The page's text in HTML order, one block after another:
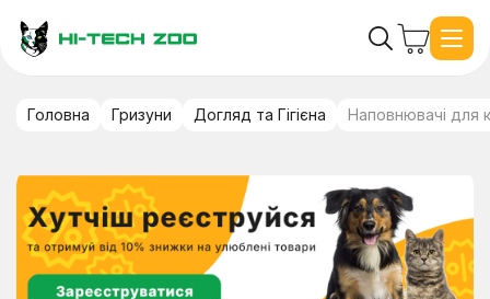
Головна Гризуни Догляд та Гігієна Наповнювачі для